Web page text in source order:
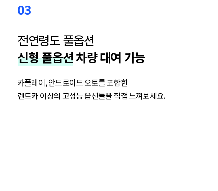
03
전연령도 풀옵션
신형 풀옵션차량 대여 가능
카플레이, 안드로이드 오토를 포함한
렌트카 이상의 고성능 옵션들을 직접 느껴보세요.